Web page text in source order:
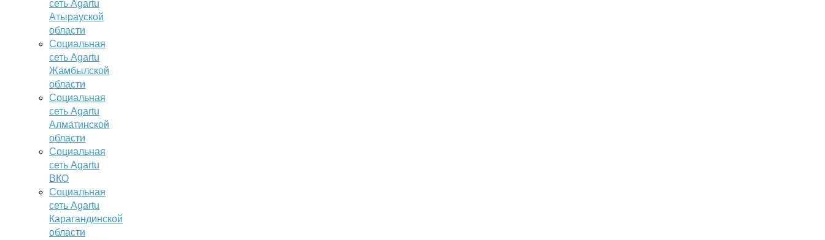
сеть Agartu
Атырауской
области
Социальная
сеть Agartu
Жамбылской
области
Социальная
сеть Agartu
Алматинской
области
Социальная
сеть Agartu
ВКО
Социальная
сеть Agartu
Карагандинской
области